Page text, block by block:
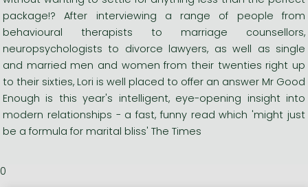
package!? After interviewing a range of people from
behavioural therapists to marriage counsellors,
neuropsychologists to divorce lawyers, as well as single
and married men and women from their twenties right up
to their sixties, Lori is well placed to offer an answer Mr Good
Enough is this year's intelligent, eye-opening insight into
modern relationships - a fast, funny read which 'might just
be a formula for marital bliss' The Times
0